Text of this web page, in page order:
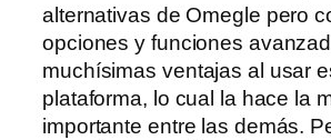
alternativas de Omegle pero
opciones y funciones
muchísimas ventajas al usar
plataforma, lo cual la hace la
importante entre las demás.